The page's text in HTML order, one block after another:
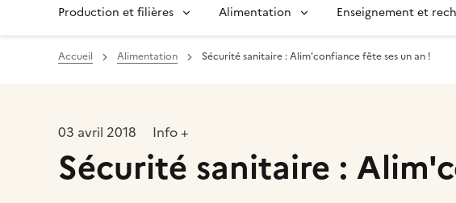
Production et filières Alimentation Enseignement et
Accueil Alimentation Sécurité sanitaire : Alim'confiance fête ses un an !
03 avril 2018 Info +
Sécurité sanitaire :